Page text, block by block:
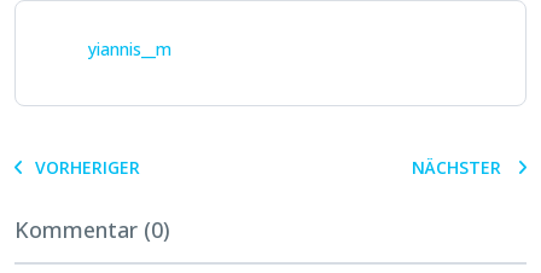
yiannis__m
VORHERIGER NÄCHSTER
Kommentar (0)